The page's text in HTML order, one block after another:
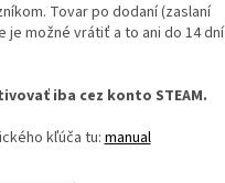
Tovar po dodaní (zaslaní
je možné vrátiť a to ani do 14 dní
iba cez konto STEAM.
kľúča tu:manual